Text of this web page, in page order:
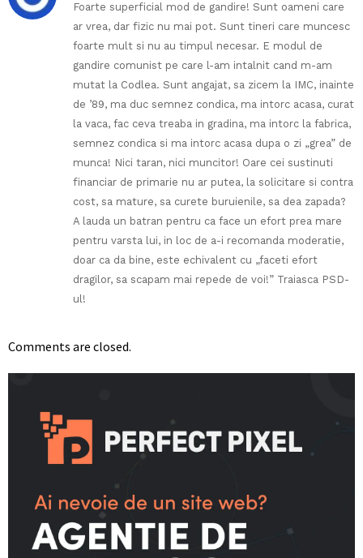
Foarte superficial mod de gandire! Sunt oameni care
ar vrea, dar fizic nu mai pot. Sunt tineri care muncesc
foarte mult si nu au timpul necesar. E modul de
gandire comunist pe care l-am intalnit cand m-am
mutat la Codlea. Sunt angajat, sa zicem la IMC, inainte
de ’89, ma duc semnez condica, ma intorc acasa, curat
la vaca, fac ceva treaba in gradina, ma intorc la fabrica,
semnez condica si ma intorc acasa dupa o zi „grea” de
munca! Nici taran, nici muncitor! Oare cei sustinuti
financiar de primarie nu ar putea, la solicitare si contra
cost, sa mature, sa curete buruienile, sa dea zapada?
A lauda un batran pentru ca face un efort prea mare
pentru varsta lui, in loc de a-i recomanda moderatie,
doar ca da bine, este echivalent cu „faceti efort
dragilor, sa scapam mai repede de voi!” Traiasca PSD-
ul!
Comments are closed.